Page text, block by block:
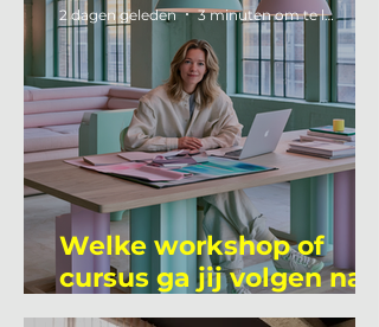
Welke workshop of
cursus ga jij volgen na
je vakantie?
2 dagen geleden 3 minuten om te lezen